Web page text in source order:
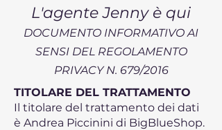
L'agente Jenny è qui
DOCUMENTO INFORMATIVO AI
SENSI DEL REGOLAMENTO
PRIVACY N. 679/2016
TITOLARE DEL TRATTAMENTO
Il titolare del trattamento dei dati
è Andrea Piccinini di BigBlueShop.